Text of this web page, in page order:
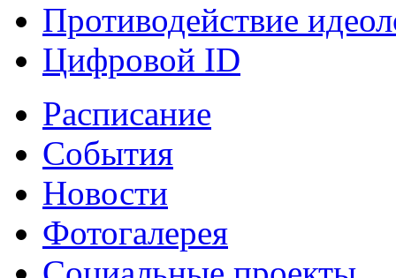
Противодействие
Цифровой ID
Расписание
События
Новости
Фотогалерея